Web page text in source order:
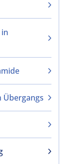
Übergangs